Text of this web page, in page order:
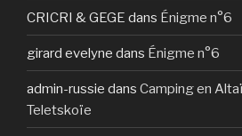
CRICRI & GEGE dans Énigme n°6
girard evelyne dans Énigme n°6
admin-russie dans Camping en
Teletskoïe